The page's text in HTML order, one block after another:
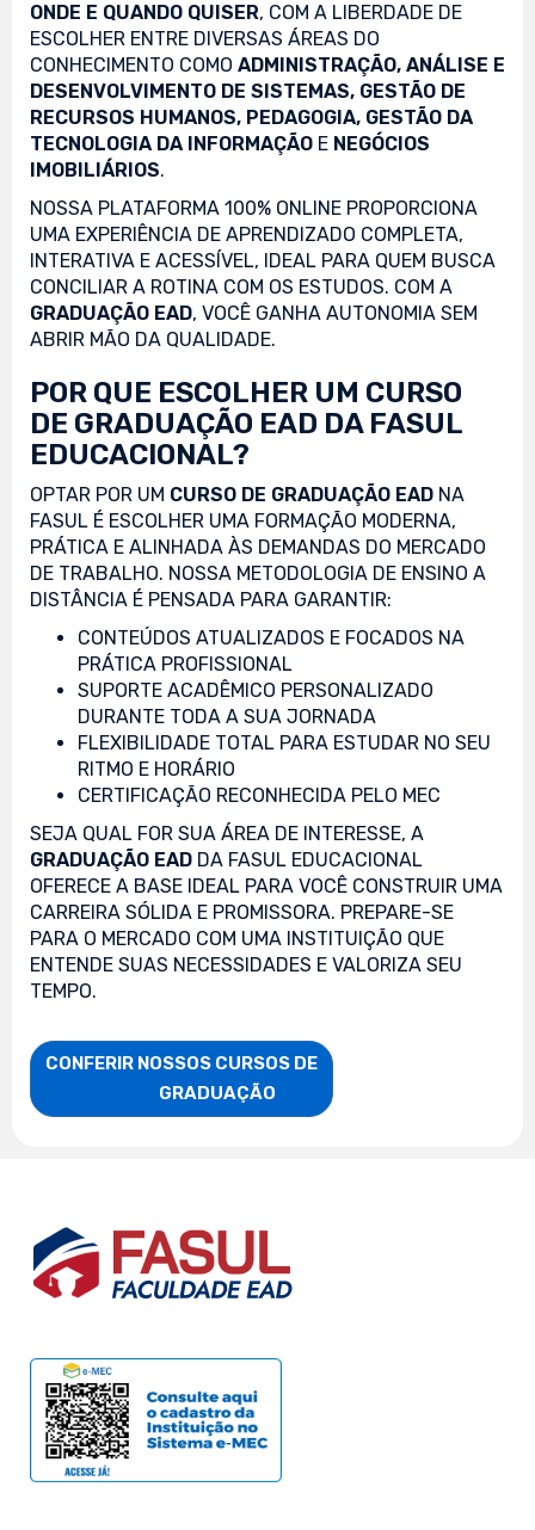
ONDE E QUANDO QUISER, COM A LIBERDADE DE
ESCOLHER ENTRE DIVERSAS ÁREAS DO
CONHECIMENTO COMO ADMINISTRAÇÃO, ANÁLISE E
DESENVOLVIMENTO DE SISTEMAS, GESTÃO DE
RECURSOS HUMANOS, PEDAGOGIA, GESTÃO DA
TECNOLOGIA DA INFORMAÇÃO E NEGÓCIOS
IMOBILIÁRIOS.
NOSSA PLATAFORMA 100% ONLINE PROPORCIONA
UMA EXPERIÊNCIA DE APRENDIZADO COMPLETA,
INTERATIVA E ACESSÍVEL, IDEAL PARA QUEM BUSCA
CONCILIAR A ROTINA COM OS ESTUDOS. COM A
GRADUAÇÃO EAD, VOCÊ GANHA AUTONOMIA SEM
ABRIR MÃO DA QUALIDADE.
POR QUE ESCOLHER UM CURSO
DE GRADUAÇÃO EAD DA FASUL
EDUCACIONAL?
OPTAR POR UM CURSO DE GRADUAÇÃO EAD NA
FASUL É ESCOLHER UMA FORMAÇÃO MODERNA,
PRÁTICA E ALINHADA ÀS DEMANDAS DO MERCADO
DE TRABALHO. NOSSA METODOLOGIA DE ENSINO A
DISTÂNCIA É PENSADA PARA GARANTIR:
CONTEÚDOS ATUALIZADOS E FOCADOS NA
PRÁTICA PROFISSIONAL
SUPORTE ACADÊMICO PERSONALIZADO
DURANTE TODA A SUA JORNADA
FLEXIBILIDADE TOTAL PARA ESTUDAR NO SEU
RITMO E HORÁRIO
CERTIFICAÇÃO RECONHECIDA PELO MEC
SEJA QUAL FOR SUA ÁREA DE INTERESSE, A
GRADUAÇÃO EAD DA FASUL EDUCACIONAL
OFERECE A BASE IDEAL PARA VOCÊ CONSTRUIR UMA
CARREIRA SÓLIDA E PROMISSORA. PREPARE-SE
PARA O MERCADO COM UMA INSTITUIÇÃO QUE
ENTENDE SUAS NECESSIDADES E VALORIZA SEU
TEMPO.
CONFERIR NOSSOS CURSOS DE
                    GRADUAÇÃO